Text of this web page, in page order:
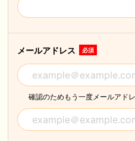
メールアドレス 必須
確認のためもう一度メールアド